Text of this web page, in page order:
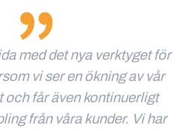
med det nya verktyget för
vi ser en ökning av vår
och får även kontinuerligt
från våra kunder. Vi har